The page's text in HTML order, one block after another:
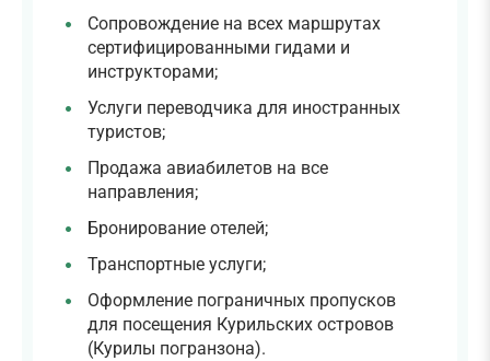
Сопровождение на всех маршрутах
сертифицированными гидами и
инструкторами;
Услуги переводчика для иностранных
туристов;
Продажа авиабилетов на все
направления;
Бронирование отелей;
Транспортные услуги;
Оформление пограничных пропусков
для посещения Курильских островов
(Курилы погранзона).